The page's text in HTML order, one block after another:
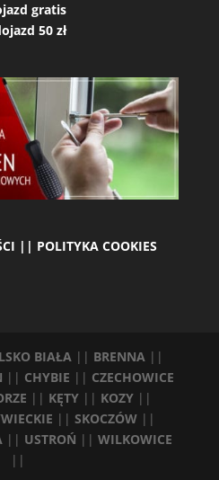
gratis
50 zł
|| POLITYKA COOKIES
BIAŁA || BRENNA ||
|| CHYBIE || CZECHOWICE
|| KĘTY || KOZY ||
|| SKOCZÓW ||
|| USTROŃ ||WILKOWICE
||